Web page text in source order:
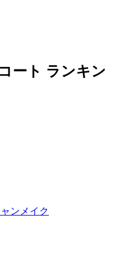
ート ランキン
ンメイク